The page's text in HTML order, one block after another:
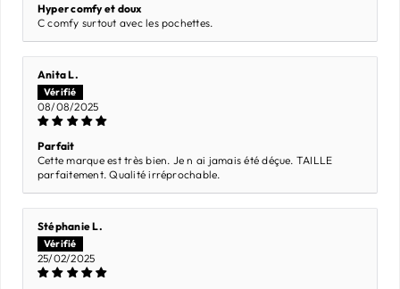
Hyper comfy et doux
C comfy surtout avec les pochettes.
Anita L.
08/08/2025
Parfait
Cette marque est très bien. Je n ai jamais été déçue. TAILLE
parfaitement. Qualité irréprochable.
Stéphanie L.
25/02/2025